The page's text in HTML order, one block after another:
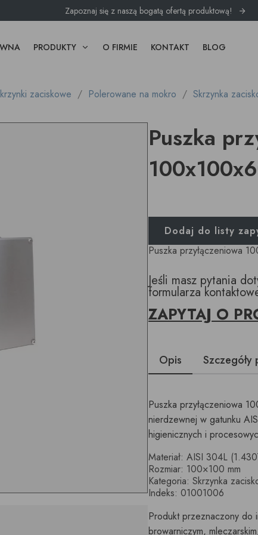
Zapoznaj się z naszą bogatą ofertą produktową!
PRODUKTY O FIRMIE KONTAKT BLOG
zaciskowe Polerowane na mokro Skrzynka
Puszka
Dodaj do listy
Puszka przyłączeniowa
Jeśli masz pytania
formularza
ZAPYTAJ O
Opis Szczegóły
Puszka przyłączeniowa
nierdzewnej w gatunku
higienicznych i
Materiał: AISI 304L
Rozmiar: 100×100 mm
Kategoria: Skrzynka
Indeks: 01001006
Produkt przeznaczony do
browarniczym,